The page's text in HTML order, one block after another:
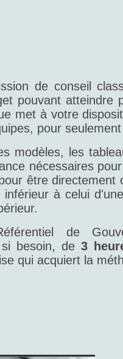
de conseil
pouvant atteindre
met à votre
pour seulement
modèles, les
nécessaires
être
à celui
de
besoin, de 3
qui acquiert la